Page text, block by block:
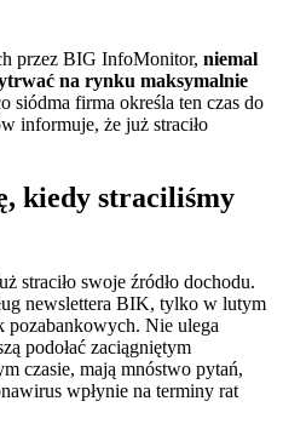
przez BIG InfoMonitor, niemal
na rynku maksymalnie
siódma firma określa ten czas do
informuje, że już straciło
kiedy straciliśmy
straciło swoje źródło dochodu.
newslettera BIK, tylko w lutym
pozabankowych. Nie ulega
podołać zaciągniętym
czasie, mają mnóstwo pytań,
wpłynie na terminy rat